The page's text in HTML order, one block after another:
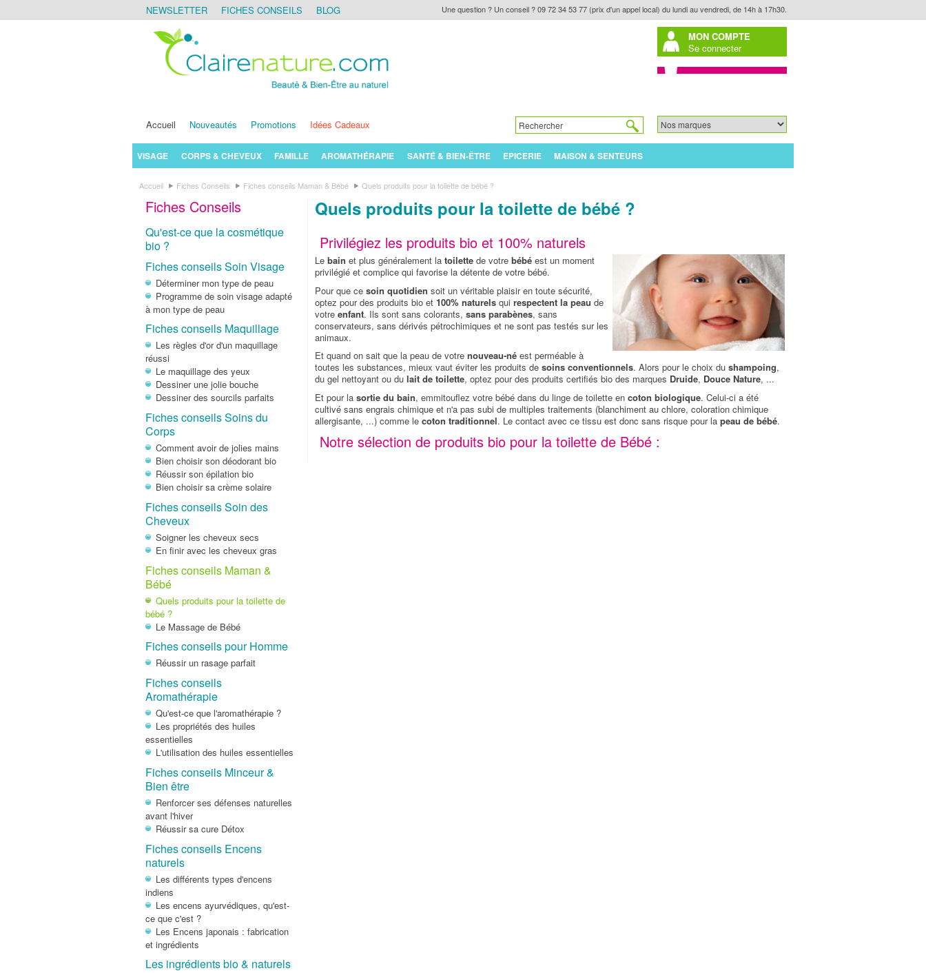
Une question ? Un conseil ? 09 72 34 53 77 (prix d'un appel local) du lundi au vendredi, de 14h à 17h30.
NEWSLETTER FICHES CONSEILS
BLOG
MON COMPTE
Se connecter
Accueil Nouveautés Promotions Idées Cadeaux
VISAGE CORPS & CHEVEUX FAMILLE AROMATHÉRAPIE SANTÉ & BIEN-ÊTRE EPICERIE MAISON & SENTEURS
Accueil Fiches Conseils Fiches conseils Maman & Bébé Quels produits pour la toilette de bébé ?
Quels produits pour la toilette de bébé ?
Privilégiez les produits bio et 100% naturels
Le bain et plus généralement la toilettede votre bébéest un moment
privilégié et complice qui favorise la détente de votre bébé.
Pour que ce soin quotidien soit un véritable plaisir en toute sécurité,
optez pour des produits bio et 100% naturelsqui respectent la peau de
votre enfant. Ils sont sans colorants, sans parabènes, sans
conservateurs, sans dérivés pétrochimiques et ne sont pas testés sur les
animaux.
Et quand on sait que la peau de votre nouveau-néest perméable à
toutes les substances, mieux vaut éviter les produits de soins conventionnels. Alors pour le choix du shampoing,
du gel nettoyant ou du lait de toilette, optez pour des produits certifiés bio des marques Druide, Douce Nature, ...
Et pour la sortie du bain, emmitouflez votre bébé dans du linge de toilette en coton biologique. Celui-ci a été
cultivé sans engrais chimique et n'a pas subi de multiples traitements (blanchiment au chlore, coloration chimique
allergisante, ...) comme le coton traditionnel. Le contact avec ce tissu est donc sans risque pour la peau de bébé.
Notre sélection de produits bio pour la toilette de Bébé :
Fiches Conseils
Qu'est-ce que la cosmétique
bio ?
Fiches conseils Soin Visage
Déterminer mon type de peau
Programme de soin visage adapté
à mon type de peau
Fiches conseils Maquillage
Les règles d'or d'un maquillage
réussi
Le maquillage des yeux
Dessiner une jolie bouche
Dessiner des sourcils parfaits
Fiches conseils Soins du
Corps
Comment avoir de jolies mains
Bien choisir son déodorant bio
Réussir son épilation bio
Bien choisir sa crème solaire
Fiches conseils Soin des
Cheveux
Soigner les cheveux secs
En finir avec les cheveux gras
Fiches conseils Maman &
Bébé
Quels produits pour la toilette de
bébé ?
Le Massage de Bébé
Fiches conseils pour Homme
Réussir un rasage parfait
Fiches conseils
Aromathérapie
Qu'est-ce que l'aromathérapie ?
Les propriétés des huiles
essentielles
L'utilisation des huiles essentielles
Fiches conseils Minceur &
Bien être
Renforcer ses défenses naturelles
avant l'hiver
Réussir sa cure Détox
Fiches conseils Encens
naturels
Les différents types d'encens
indiens
Les encens ayurvédiques, qu'est-
ce que c'est ?
Les Encens japonais : fabrication
et ingrédients
Les ingrédients bio & naturels